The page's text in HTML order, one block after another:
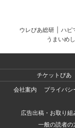
ウレぴあ総研 ハピ
うまいめし
チケットぴあ
会社案内
プライバシ
広告出稿・お取り
一般の読者の